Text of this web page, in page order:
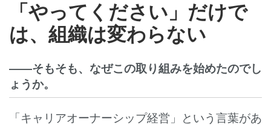
「やってください」だけで
は、組織は変わらない
――そもそも、なぜこの取り組みを始めたのでし
ょうか。
「キャリアオーナーシップ経営」という言葉があ